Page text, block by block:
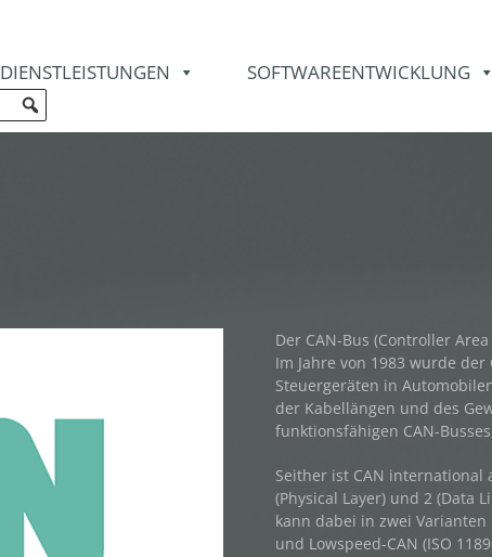
DIENSTLEISTUNGEN SOFTWAREENTWICKLUNG
Der CAN-Bus (Controller
Im Jahre von 1983 wurde
Steuergeräten in
der Kabellängen und des
funktionsfähigen CAN-
Seither ist CAN international
(Physical Layer) und 2 (Data
kann dabei in zwei Varianten
und Lowspeed-CAN (ISO